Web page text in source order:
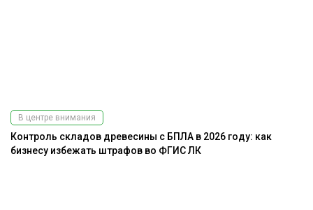
В центре внимания
Контроль складов древесины с БПЛА в 2026 году: как
бизнесу избежать штрафов во ФГИС ЛК